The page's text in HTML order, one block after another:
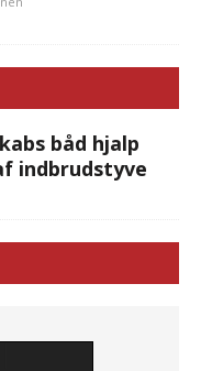
båd hjalp
indbrudstyve